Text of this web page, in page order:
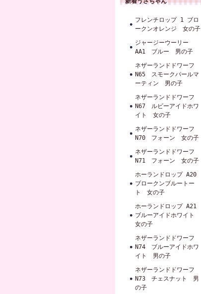
フレンチロップ 1 ブロ
ークンオレンジ 女の子
ジャージーウーリー
AA1 ブルー 男の子
ネザーランドドワーフ
N65 スモークパールマ
ーティン 男の子
ネザーランドドワーフ
N67 ルビーアイドホワ
イト 女の子
ネザーランドドワーフ
N70 フォーン 女の子
ネザーランドドワーフ
N71 フォーン 女の子
ホーランドロップ A20
ブロークンブルートー
ト 女の子
ホーランドロップ A21
ブルーアイドホワイト
女の子
ネザーランドドワーフ
N74 ブルーアイドホワ
イト 男の子
ネザーランドドワーフ
N73 チェスナット 男
の子